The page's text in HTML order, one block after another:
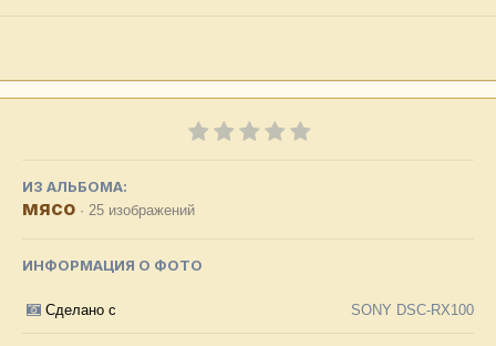
ИЗ АЛЬБОМА:
мясо · 25 изображений
ИНФОРМАЦИЯ О ФОТО
Сделано с SONY DSC-RX100